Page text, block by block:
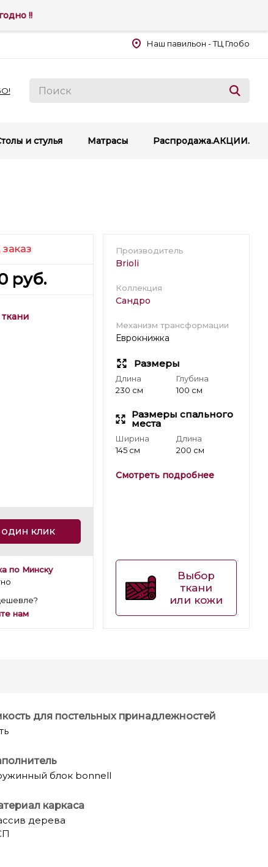
Наш павильон - ТЦ Глобо
и стулья Матрасы Распродажа.АКЦИИ.
руб.
один клик
по Минску
нам
Производитель
Brioli
Коллекция
Сандро
Механизм трансформации
Еврокнижка
Размеры
Длина
230 см
Глубина
100 см
Размеры спального
места
Ширина
145 см
Длина
200 см
Смотреть подробнее
Выбор
ткани
или кожи
для постельных принадлежностей
блок bonnell
каркаса
дерева
!!